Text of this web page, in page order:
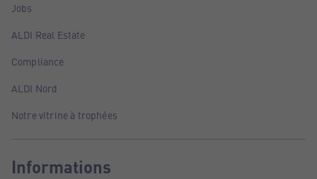
Jobs
ALDI Real Estate
Compliance
ALDI Nord
Notre vitrine à trophées
Informations